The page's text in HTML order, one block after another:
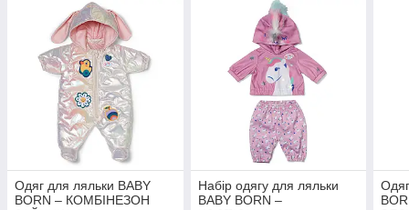
Одяг для ляльки BABY
BORN – КОМБІНЕЗОН
Набір одягу для ляльки
BABY BORN –